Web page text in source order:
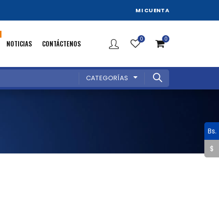
MI CUENTA
NOTICIAS CONTÁCTENOS 0 0
CATEGORÍAS
Bs.
$